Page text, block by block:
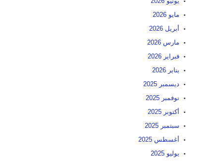
مايو 2026
أبريل 2026
مارس 2026
فبراير 2026
يناير 2026
ديسمبر 2025
نوفمبر 2025
أكتوبر 2025
سبتمبر 2025
أغسطس 2025
يوليو 2025